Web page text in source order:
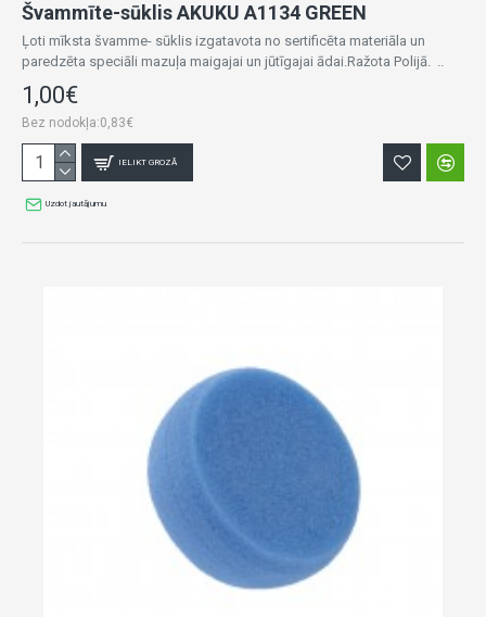
Švammīte-sūklis AKUKU A1134 GREEN
Ļoti mīksta švamme- sūklis izgatavota no sertificēta materiāla un
paredzēta speciāli mazuļa maigajai un jūtīgajai ādai.Ražota Polijā. ..
1,00€
Bez nodokļa:0,83€
IELIKT GROZĀ
Uzdot jautājumu